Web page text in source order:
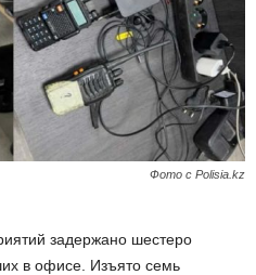
Фото с Polisia.kz
задержано шестеро
в офисе. Изъято семь